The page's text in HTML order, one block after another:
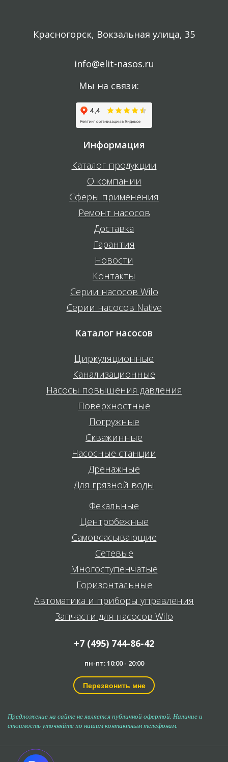
Красногорск, Вокзальная улица, 35
info@elit-nasos.ru
Мы на связи:
Информация
Каталог продукции
О компании
Сферы применения
Ремонт насосов
Доставка
Гарантия
Новости
Контакты
Серии насосов Wilo
Серии насосов Native
Каталог насосов
Циркуляционные
Канализационные
Насосы повышения давления
Поверхностные
Погружные
Скважинные
Насосные станции
Дренажные
Для грязной воды
Фекальные
Центробежные
Самовсасывающие
Сетевые
Многоступенчатые
Горизонтальные
Автоматика и приборы управления
Запчасти для насосов Wilo
+7 (495) 744-86-42
пн-пт: 10:00 - 20:00
Перезвонить мне
Предложение на сайте не является публичной офертой. Наличие и
стоимость уточняйте по нашим контактным телефонам.